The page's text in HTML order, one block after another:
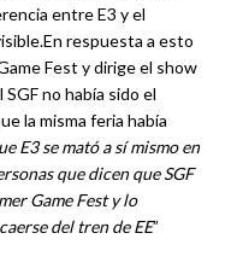
entre E3 y el
En respuesta a esto
Fest y dirige el show
no había sido el
la misma feria había
E3 se mató a sí mismo en
que dicen que SGF
Game Fest y lo
del tren de EE”